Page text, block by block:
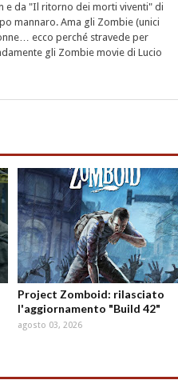
e da "Il ritorno dei morti viventi" di
mannaro. Ama gli Zombie (unici
ecco perché stravede per
gli Zombie movie di Lucio
Project Zomboid: rilasciato
l'aggiornamento "Build 42"
agosto 03, 2026